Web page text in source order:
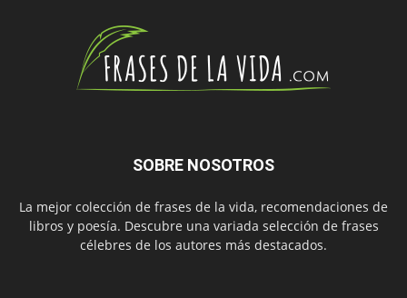
SOBRE NOSOTROS
La mejor colección de frases de la vida, recomendaciones de
libros y poesía. Descubre una variada selección de frases
célebres de los autores más destacados.